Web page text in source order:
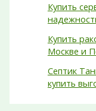
Купить
Купить
Москве и
Септик
купить